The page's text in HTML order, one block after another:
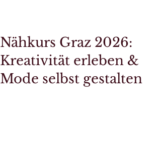
Nähkurs Graz 2026:
Kreativität erleben &
Mode selbst gestalten